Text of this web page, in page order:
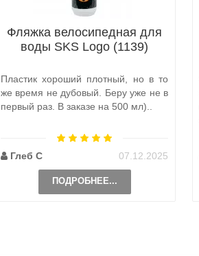
Фляжка велосипедная для
воды SKS Logo (1139)
Пластик хороший плотный, но в то
же время не дубовый. Беру уже не в
первый раз. В заказе на 500 мл)..
Глеб С 07.12.2025
ПОДРОБНЕЕ...